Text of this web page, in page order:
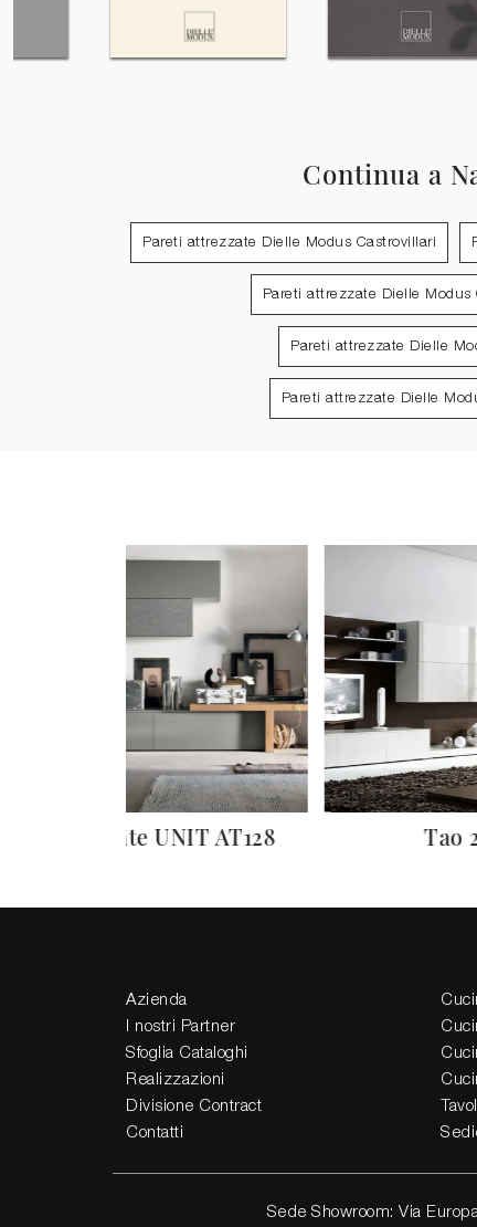
Continua a
Pareti attrezzate Dielle Modus Castrovillari
Pareti attrezzate Dielle Modus
Pareti attrezzate Dielle
Pareti attrezzate Dielle
Atlante UNIT AT128 Tao
Azienda
I nostri Partner
Sfoglia Cataloghi
Realizzazioni
Divisione Contract
Contatti
Sede Showroom: Via